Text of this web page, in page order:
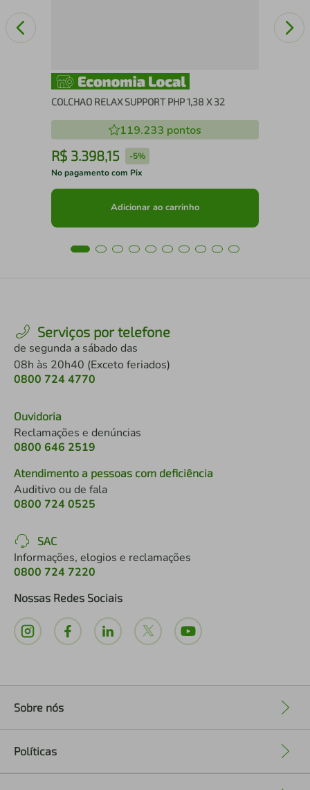
COLCHAO RELAX SUPPORT PHP 1,38 X 32
119.233 pontos
R$ 3.398,15 -5%
No pagamento com Pix
Adicionar ao carrinho
Serviços por telefone
de segunda a sábado das
08h às 20h40 (Exceto feriados)
0800 724 4770
Ouvidoria
Reclamações e denúncias
0800 646 2519
Atendimento a pessoas com deficiência
Auditivo ou de fala
0800 724 0525
SAC
Informações, elogios e reclamações
0800 724 7220
Nossas Redes Sociais
Sobre nós
Políticas